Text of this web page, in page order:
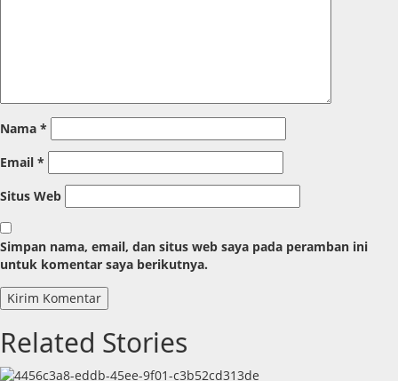
Nama *
Email *
Situs Web
Simpan nama, email, dan situs web saya pada peramban ini
untuk komentar saya berikutnya.
Related Stories